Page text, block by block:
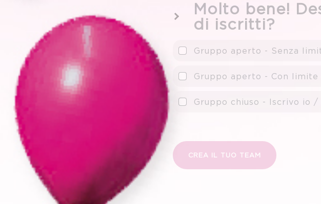
Molto bene!
di iscritti?
Gruppo aperto - Senza
Gruppo aperto - Con limite
Gruppo chiuso - Iscrivo io
CREA IL TUO TEAM